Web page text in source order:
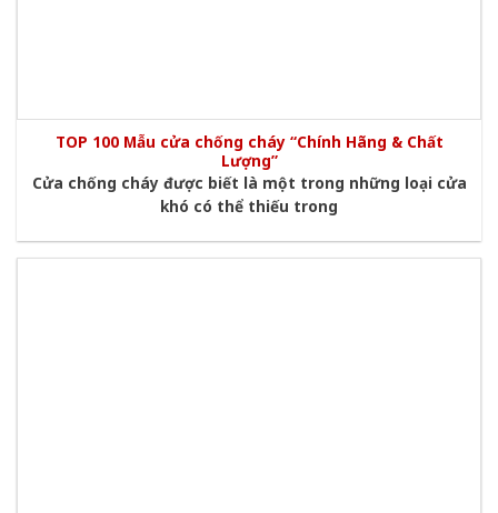
TOP 100 Mẫu cửa chống cháy “Chính Hãng & Chất
Lượng”
Cửa chống cháy được biết là một trong những loại cửa
khó có thể thiếu trong